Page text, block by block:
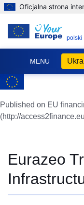
Oficjalna strona
polski
MENU
Published on EU
(http://
Eurazeo